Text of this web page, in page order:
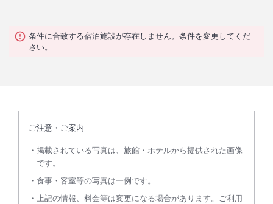
条件に合致する宿泊施設が存在しません。条件を変更してくだ
さい。
ご注意・ご案内
掲載されている写真は、旅館・ホテルから提供された画像
です。
食事・客室等の写真は一例です。
上記の情報、料金等は変更になる場合があります。ご利用